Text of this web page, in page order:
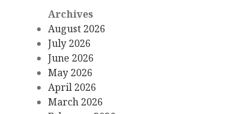
Archives
August 2026
July 2026
June 2026
May 2026
April 2026
March 2026